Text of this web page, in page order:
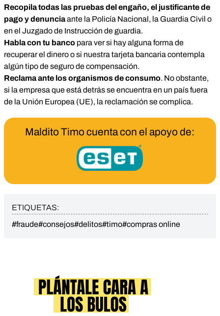
Recopila todas las pruebas del engaño, el justificante de
pago y denunciaante la Policía Nacional, la Guardia Civil o
en el Juzgado de Instrucción de guardia.
Habla con tu banco para ver si hay alguna forma de
recuperar el dinero o si nuestra tarjeta bancaria contempla
algún tipo de seguro de compensación.
Reclama ante los organismos de consumo. No obstante,
si la empresa que está detrás se encuentra en un país fuera
de la Unión Europea (UE), la reclamación se complica.
Maldito Timo cuenta con el apoyo de:
ETIQUETAS:
#fraude#consejos#delitos#timo#compras online